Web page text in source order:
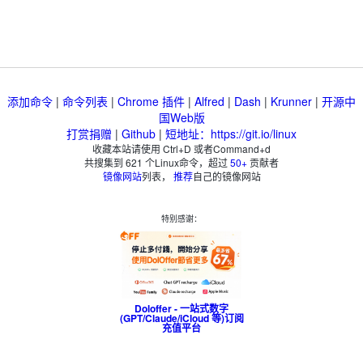
添加命令 | 命令列表 | Chrome 插件 | Alfred | Dash | Krunner | 开源中
国Web版
打赏捐赠 | Github | 短地址：https://git.io/linux
收藏本站请使用 Ctrl+D 或者Command+d
共搜集到 621 个Linux命令，超过50+贡献者
镜像网站列表， 推荐自己的镜像网站
特别感谢：
Doloffer - 一站式数字
(GPT/Claude/iCloud 等)订阅
充值平台